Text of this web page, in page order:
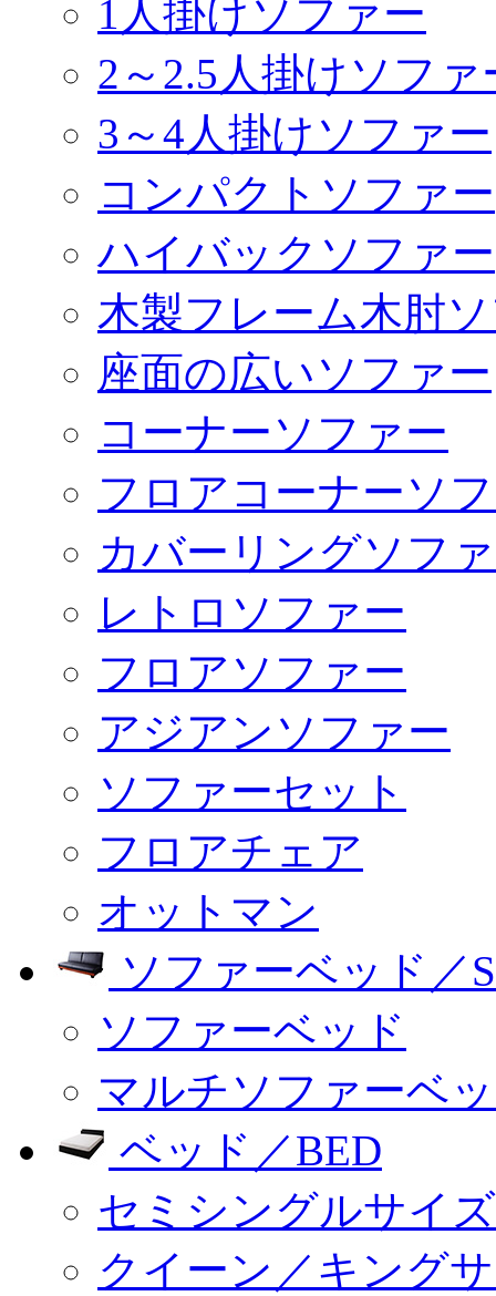
1人掛けソファー
2～2.5人掛けソファ
3～4人掛けソファー
コンパクトソファー
ハイバックソファー
木製フレーム木肘
座面の広いソファー
コーナーソファー
フロアコーナーソ
カバーリングソフ
レトロソファー
フロアソファー
アジアンソファー
ソファーセット
フロアチェア
オットマン
ソファーベッド／
ソファーベッド
マルチソファーベ
ベッド／BED
セミシングルサイ
クイーン／キング